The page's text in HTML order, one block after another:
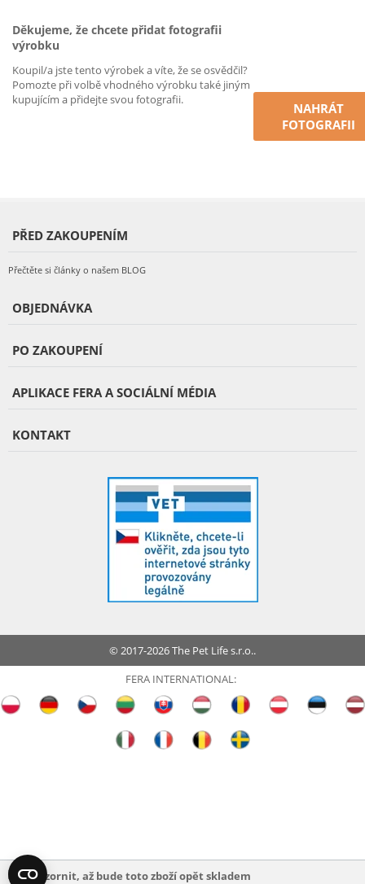
Upozornit, až bude toto zboží opět skladem
Děkujeme, že chcete přidat fotografii
výrobku
Koupil/a jste tento výrobek a víte, že se osvědčil?
Pomozte při volbě vhodného výrobku také jiným
kupujícím a přidejte svou fotografii.
NAHRÁT
FOTOGRAFII
PŘED ZAKOUPENÍM
Přečtěte si články o našem BLOG
OBJEDNÁVKA
PO ZAKOUPENÍ
APLIKACE FERA A SOCIÁLNÍ MÉDIA
KONTAKT
© 2017-2026 The Pet Life s.r.o..
FERA INTERNATIONAL: